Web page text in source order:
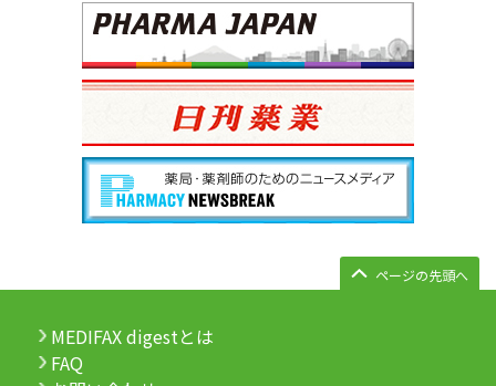
ページの先頭へ
MEDIFAX digestとは
FAQ